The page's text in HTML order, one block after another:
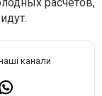
канали